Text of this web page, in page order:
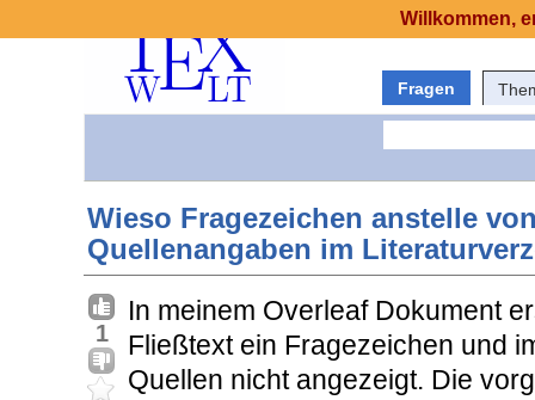
Fragen
Wieso Fragezeichen anstelle
Quellenangaben im
1
In meinem Overleaf Dokument
Fließtext ein Fragezeichen und
Quellen nicht angezeigt. Die
Willkommen,